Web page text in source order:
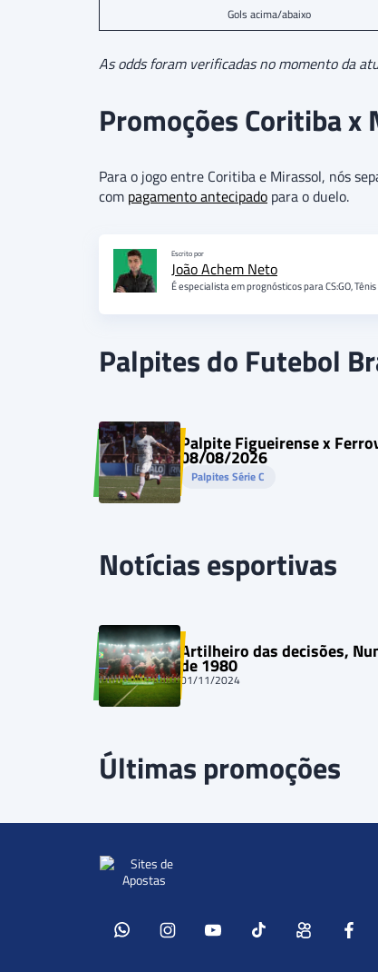
Gols acima/abaixo
As odds foram verificadas no momento da
Promoções Coritiba x
Para o jogo entre Coritiba e Mirassol, nós
com pagamento antecipado para o duelo.
Escrito por
João Achem Neto
É especialista em prognósticos para CS:GO,
Palpites do Futebol
Palpite Figueirense x
08/08/2026
Palpites Série C
Notícias esportivas
Artilheiro das decisões,
de 1980
01/11/2024
Últimas promoções